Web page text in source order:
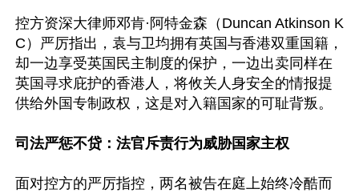
控方资深大律师邓肯·阿特金森（Duncan Atkinson K
C）严厉指出，袁与卫均拥有英国与香港双重国籍，
却一边享受英国民主制度的保护，一边出卖同样在
英国寻求庇护的香港人，将攸关人身安全的情报提
供给外国专制政权，这是对入籍国家的可耻背叛。
司法严惩不贷：法官斥责行为威胁国家主权
面对控方的严厉指控，两名被告在庭上始终冷酷而